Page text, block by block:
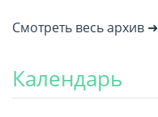
Смотреть весь архив ➜
Календарь